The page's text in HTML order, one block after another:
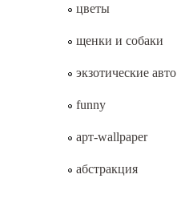
цветы
щенки и собаки
экзотические авто
funny
арт-wallpaper
абстракция